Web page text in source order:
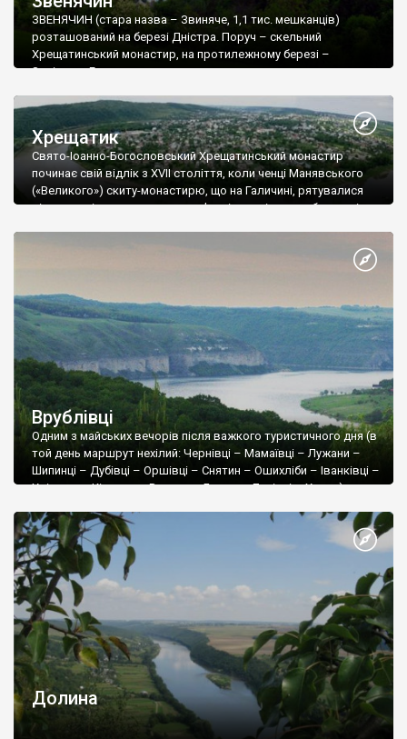
ЗВЕНЯЧИН (стара назва – Звиняче, 1,1 тис. мешканців)
розташований на березі Дністра. Поруч – скельний
Хрещатинський монастир, на протилежному березі –
Заліщики. Головна дорога проходить через село по дну
від дороги на будь який уклін яру. Звідси у північному
напрямку відкривається панорама села із церквою Різдва
Богородиці – архітектурної пам’ятки національного значення,
а далі за Дністром видніється тернопільський берег і місто
Заліщики.
Хрещатик
Свято-Іоанно-Богословський Хрещатинський монастир
починає cвій відлік з ХVII століття, коли ченці Манявського
(«Великого») скиту-монастирю, що на Галичині, рятувалися
від переслідування православ’я унією у відносно безпечні
Врублівці
Одним з майських вечорів після важкого туристичного дня (в
той день маршрут нехілий: Чернівці – Мамаївці – Лужани –
Шипинці – Дубівці – Оршівці – Снятин – Ошихліби – Іванківці –
Хлівище – Кіцмань – Валява – Бояни – Динівці – Хотин) я
Кам’янець повинні були приїхати мої київські друзі Богдан і
Наталка, але їхній поїзд прибував майже опівночі. Знявши
номер в готелі «Садиба» для себе і для них, я шукав, чим
зайняти себе на 4 години, що залишилися до їхнього приїзду.
Долина